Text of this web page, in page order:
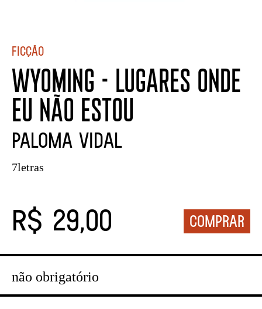
Ficção
WYOMING - LUGARES ONDE
EU NÃO ESTOU
PALOMA VIDAL
7letras
R$ 29,00
não obrigatório